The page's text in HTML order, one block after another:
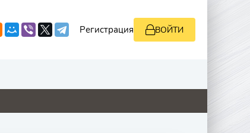
Регистрация ВОЙТИ
0 0 4.8